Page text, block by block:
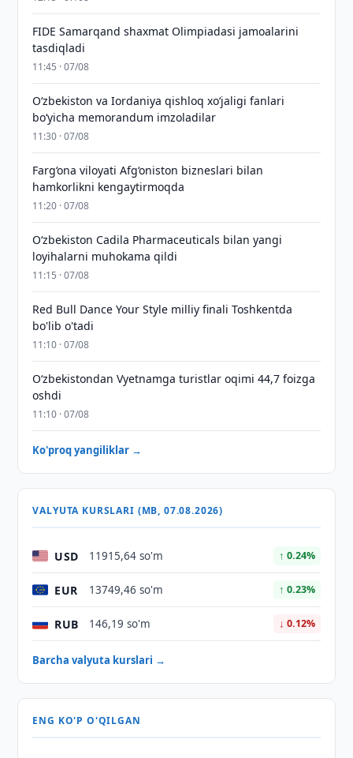
FIDE Samarqand shaxmat Olimpiadasi jamoalarini
tasdiqladi
11:45 · 07/08
Oʻzbekiston va Iordaniya qishloq xoʻjaligi fanlari
boʻyicha memorandum imzoladilar
11:30 · 07/08
Farg‘ona viloyati Afg‘oniston bizneslari bilan
hamkorlikni kengaytirmoqda
11:20 · 07/08
Oʻzbekiston Cadila Pharmaceuticals bilan yangi
loyihalarni muhokama qildi
11:15 · 07/08
Red Bull Dance Your Style milliy finali Toshkentda
bo'lib o'tadi
11:10 · 07/08
O‘zbekistondan Vyetnamga turistlar oqimi 44,7 foizga
oshdi
11:10 · 07/08
Ko'proq yangiliklar →
VALYUTA KURSLARI (MB, 07.08.2026)
USD 11915,64 so'm ↑ 0.24%
EUR 13749,46 so'm ↑ 0.23%
RUB 146,19 so'm ↓ 0.12%
Barcha valyuta kurslari →
ENG KO'P O'QILGAN